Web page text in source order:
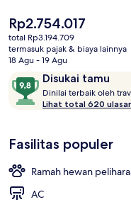
Harga
saat
ini
Rp2.754.017
Rp2.754.017
total Rp3.194.709
termasuk pajak & biaya lainnya
18 Agu - 19 Agu
Ulasan Disukai tamu
9,8
dari
10,
tamu
Dinilai terbaik oleh
Lihat total 620
Fasilitas populer
Ramah hewan
AC